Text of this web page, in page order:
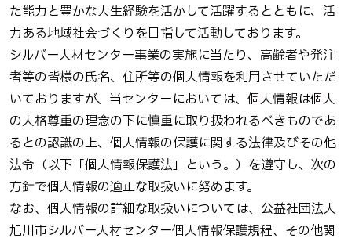
た能力と豊かな人生経験を活かして活躍するとともに、活
力ある地域社会づくりを目指して活動しております。
シルバー人材センター事業の実施に当たり、高齢者や発注
者等の皆様の氏名、住所等の個人情報を利用させていただ
いておりますが、当センターにおいては、個人情報は個人
の人格尊重の理念の下に慎重に取り扱われるべきものであ
るとの認識の上、個人情報の保護に関する法律及びその他
法令（以下「個人情報保護法」という。）を遵守し、次の
方針で個人情報の適正な取扱いに努めます。
なお、個人情報の詳細な取扱いについては、公益社団法人
旭川市シルバー人材センター個人情報保護規程、その他関